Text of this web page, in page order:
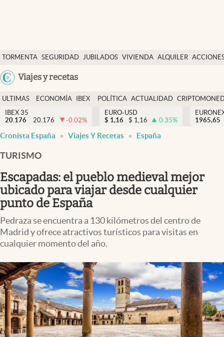
TORMENTA SEGURIDAD JUBILADOS VIVIENDA ALQUILER
USA
Viajes y recetas
Economía y finanzas
Política
Actualidad
Criptomonedas
España
ULTIMAS
NOTICIAS
ECONOMÍA
FINANZAS
IBEX
EURO
POLÍTICA ACTUALIDAD
IBEX 35
20.176
20.176 -0.02%
EURO-USD
$ 1,16 $ 1,16 0.35%
1965,65
Cronista España Viajes Y Recetas España
TURISMO
Escapadas: el pueblo medieval mejor
ubicado para viajar desde cualquier
punto de España
Pedraza se encuentra a 130 kilómetros del centro de
Madrid y ofrece atractivos turísticos para visitas en
cualquier momento del año.